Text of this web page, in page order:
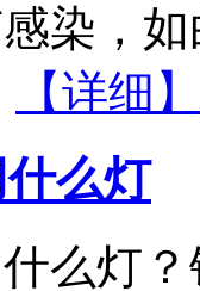
染，
【详细】
么灯
么灯